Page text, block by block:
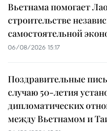
Вьетнама помогает
строительстве
самостоятельной
06/08/2026 15:17
Поздравительные
случаю 50-летия
дипломатических
между Вьетнамом и